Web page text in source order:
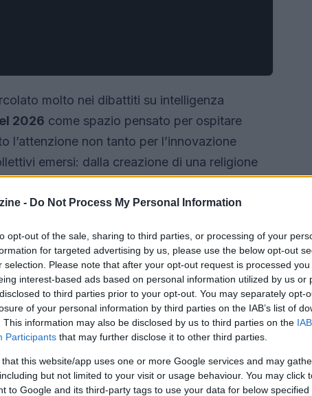
- Do Not Process My Personal Information
opt-out of the sale, sharing to third parties, or processing of your
for targeted advertising by us, please use the below opt-out
selection. Please note that after your opt-out request is processed you
interest-based ads based on personal information utilized by us or
to third parties prior to your opt-out. You may separately opt-
of your personal information by third parties on the IAB’s list of
This information may also be disclosed by us to third parties on the
Participants that may further disclose it to other third parties.
that this website/app uses one or more Google services and may
but not limited to your visit or usage behaviour. You may click
to Google and its third-party tags to use your data for below specified
molto nei dibattiti su intelligenza
2026 come spazio pensato per ospitare
l’attenzione non tanto per l’innovazione
emersi: dalla creazione di una religione
su token. Osservare questi fenomeni aiuta a
e regia umana, sul ruolo dei
possa produrre ordinamenti sociali